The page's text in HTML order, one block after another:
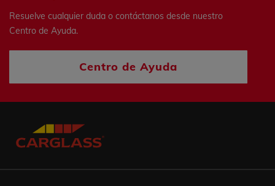
Resuelve cualquier duda o contáctanos desde nuestro
Centro de Ayuda.
Centro de Ayuda